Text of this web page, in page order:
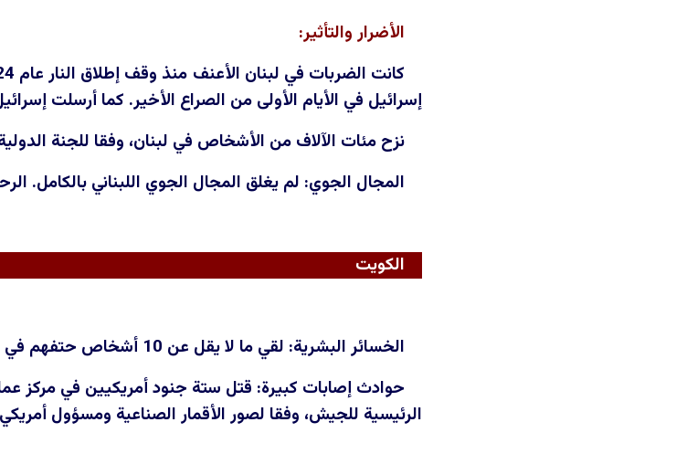
الأضرار والتأثير:
إسرائيل في الأيام الأولى من الصراع الأخير. كما أرسلت
نزح مئات الآلاف من الأشخاص في لبنان، وفقا للجنة
المجال الجوي: لم يغلق المجال الجوي اللبناني بالكامل.
الكويت
الخسائر البشرية: لقي ما لا يقل عن 10 أشخاص حتفهم في الكويت.
الرئيسية للجيش، وفقا لصور الأقمار الصناعية ومسؤول